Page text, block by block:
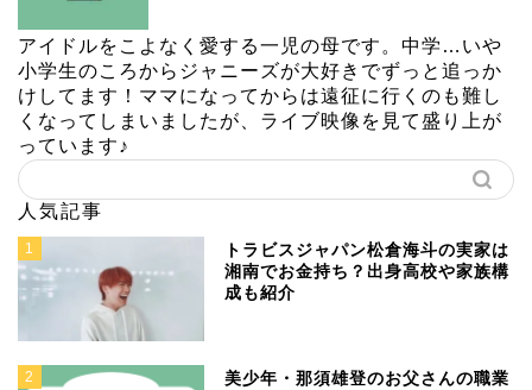
アイドルをこよなく愛する一児の母です。中学…いや
小学生のころからジャニーズが大好きでずっと追っか
けしてます！ママになってからは遠征に行くのも難し
くなってしまいましたが、ライブ映像を見て盛り上が
っています♪
人気記事
1
トラビスジャパン松倉海斗の実家は
湘南でお金持ち？出身高校や家族構
成も紹介
2
美少年・那須雄登のお父さんの職業